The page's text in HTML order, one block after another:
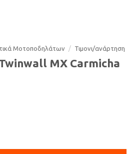
Μοτοποδηλάτων / Τιµονι/ανάρτηση
MX Carmicha